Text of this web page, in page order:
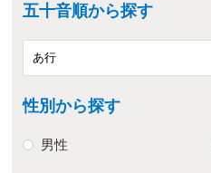
五十音順から探す
性別から探す
男性